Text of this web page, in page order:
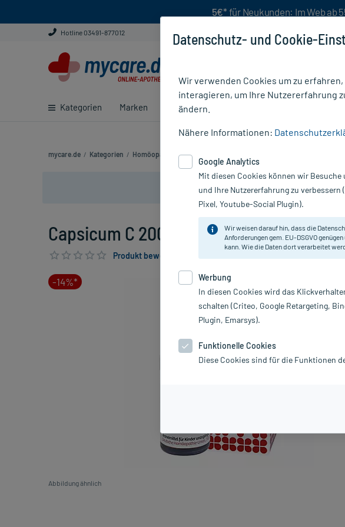
5€* für Neukunden: Im Web ab
Hotline 03491-877012
Kategorien Marken Ratgeber
mycare.de / Kategorien / Homöopathie / Einzelmittel
Nur für kurze Zeit:
Capsicum C 200 Globuli, 10 g
Produkt bewerten & PlusHerzen sichern
-14%*
Abbildung ähnlich
Datenschutz- und Cookie-
Wir verwenden Cookies um zu
interagieren, um Ihre Nutzererfahrung
ändern.
Nähere Informationen:
Google Analytics
Mit diesen Cookies können wir
und Ihre Nutzererfahrung zu verbessern
Pixel, Youtube-Social Plugin).
Wir weisen darauf hin, dass die
Anforderungen gem. EU-DSGVO
kann. Wie die Daten dort verarbeitet
Werbung
In diesen Cookies wird das
schalten (Criteo, Google Retargeting,
Plugin, Emarsys).
Funktionelle Cookies
Diese Cookies sind für die Funktionen